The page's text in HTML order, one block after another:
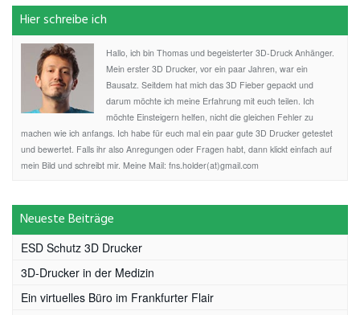
Hier schreibe ich
Hallo, ich bin Thomas und begeisterter 3D-Druck Anhänger.
Mein erster 3D Drucker, vor ein paar Jahren, war ein
Bausatz. Seitdem hat mich das 3D Fieber gepackt und
darum möchte ich meine Erfahrung mit euch teilen. Ich
möchte Einsteigern helfen, nicht die gleichen Fehler zu
machen wie ich anfangs. Ich habe für euch mal ein paar gute 3D Drucker getestet
und bewertet. Falls ihr also Anregungen oder Fragen habt, dann klickt einfach auf
mein Bild und schreibt mir. Meine Mail: fns.holder(at)gmail.com
Neueste Beiträge
ESD Schutz 3D Drucker
3D-Drucker in der Medizin
Ein virtuelles Büro im Frankfurter Flair